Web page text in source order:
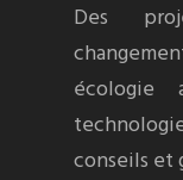
Des
écologie
conseils et